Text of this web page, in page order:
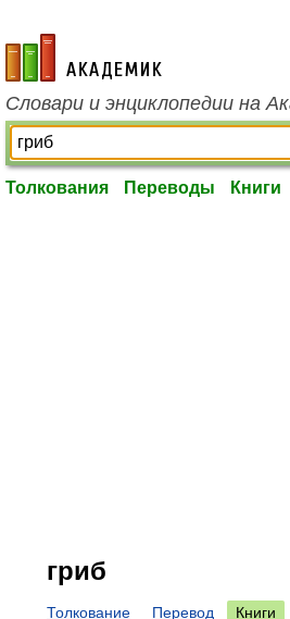
academic.ru
Словари и энциклопедии на
Толкования Переводы Книги
гриб
Толкование Перевод
Книги